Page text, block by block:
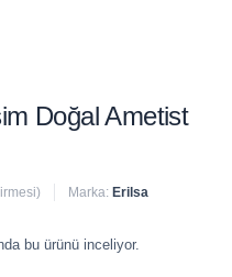
Doğal Ametist
Marka: Erilsa
bu ürünü inceliyor.